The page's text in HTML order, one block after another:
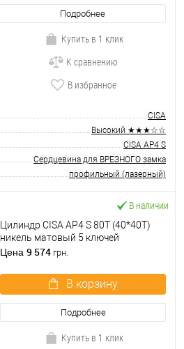
Подробнее
Купить в 1 клик
К сравнению
В избранное
CISA
Высокий ★★★☆☆
CISA AP4 S
Сердцевина для ВРЕЗНОГО замка
профильный (лазерный)
В наличии
Цилиндр CISA AP4 S 80T (40*40T)
никель матовый 5 ключей
Цена 9 574 грн.
В корзину
Подробнее
Купить в 1 клик